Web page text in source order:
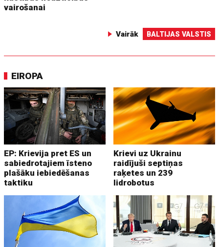
vairošanai
Vairāk BALTIJAS VALSTIS
EIROPA
EP: Krievija pret ES un
sabiedrotajiem īsteno
plašāku iebiedēšanas
taktiku
Krievi uz Ukrainu
raidījuši septiņas
raķetes un 239
lidrobotus